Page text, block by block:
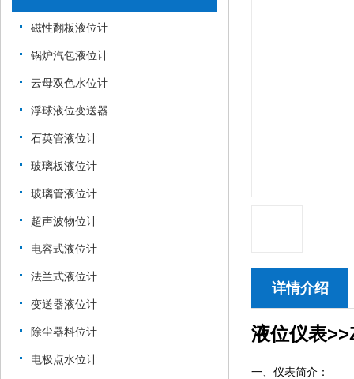
磁性翻板液位计
锅炉汽包液位计
云母双色水位计
浮球液位变送器
石英管液位计
玻璃板液位计
玻璃管液位计
超声波物位计
电容式液位计
法兰式液位计
变送器液位计
除尘器料位计
电极点水位计
详情介绍
液位仪表
一、仪表简介：